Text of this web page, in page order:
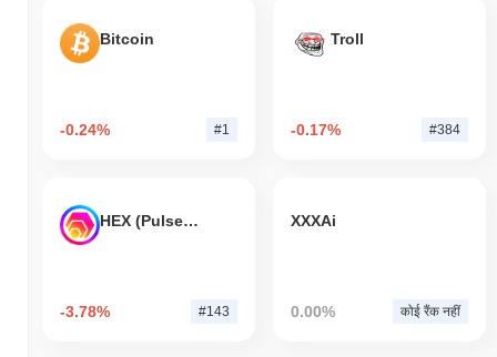
Bitcoin
-0.24% #1
Troll
-0.17% #384
HEX (Pulsechain)
-3.78% #143
XXXAi
0.00% कोई रैंक नहीं